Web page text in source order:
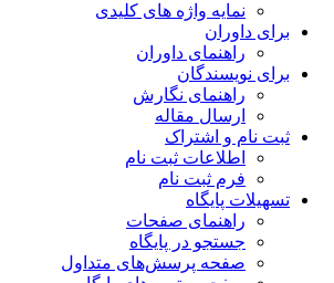
نمایه واژه های کلیدی
برای داوران
راهنمای داوران
برای نویسندگان
راهنمای نگارش
ارسال مقاله
ثبت نام و اشتراک
اطلاعات ثبت نام
فرم ثبت نام
تسهیلات پایگاه
راهنمای صفحات
جستجو در پایگاه
صفحه پرسش‌های متداول